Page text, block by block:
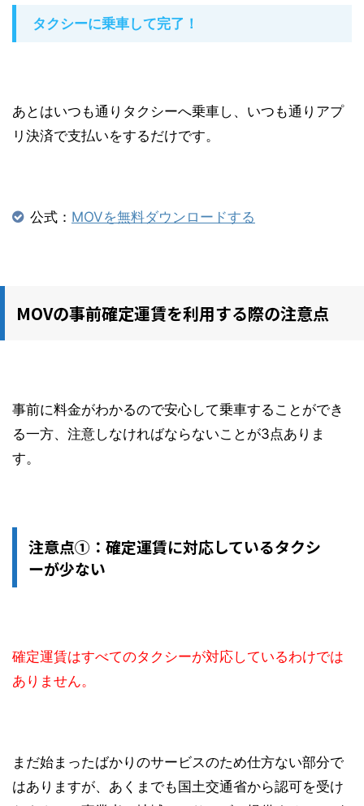
タクシーに乗車して完了！
あとはいつも通りタクシーへ乗車し、いつも通りアプ
リ決済で支払いをするだけです。
公式： MOVを無料ダウンロードする
MOVの事前確定運賃を利用する際の注意点
事前に料金がわかるので安心して乗車することができ
る一方、注意しなければならないことが3点ありま
す。
注意点①：確定運賃に対応しているタクシ
ーが少ない
確定運賃はすべてのタクシーが対応しているわけでは
ありません。
まだ始まったばかりのサービスのため仕方ない部分で
はありますが、あくまでも国土交通省から認可を受け